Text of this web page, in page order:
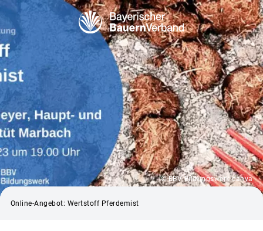
© BBV Bildungswerk canva
Online-Angebot: Wertstoff Pferdemist